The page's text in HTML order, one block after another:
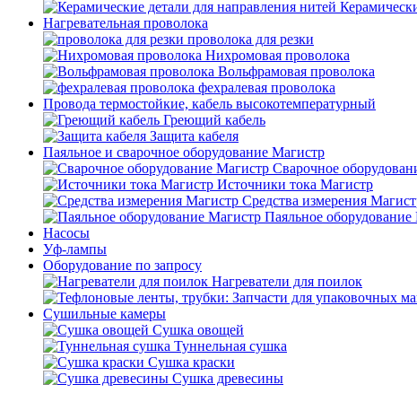
Нагревательная проволока
проволока для резки
Нихромовая проволока
Вольфрамовая проволока
фехралевая проволока
Провода термостойкие, кабель высокотемпературный
Греющий кабель
Защита кабеля
Паяльное и сварочное оборудование Магистр
Сварочное
Источники тока Магистр
Средства измерения
Паяльное
Насосы
Уф-лампы
Оборудование по запросу
Нагреватели для поилок
Сушильные камеры
Сушка овощей
Туннельная сушка
Сушка краски
Сушка древесины